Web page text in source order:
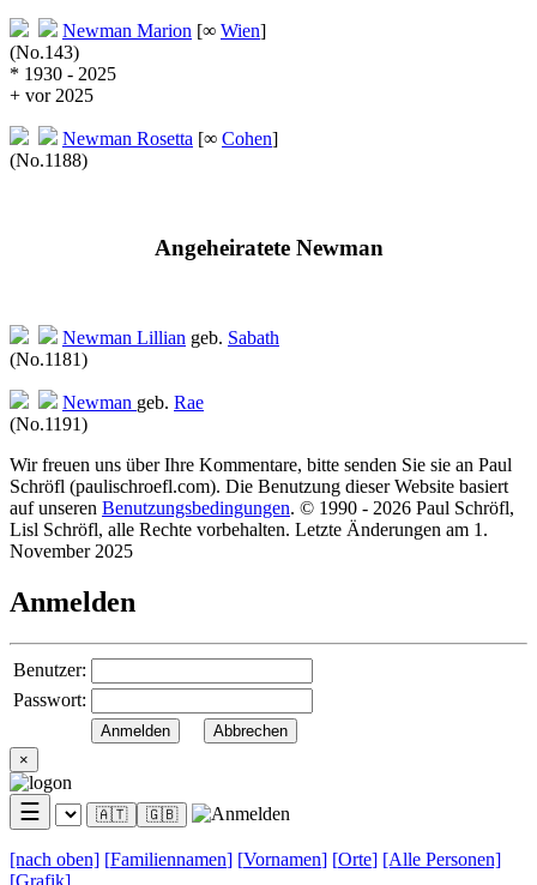
Newman Marion [∞ Wien]
(No.143)
* 1930 - 2025
+ vor 2025
Newman Rosetta [∞ Cohen]
(No.1188)
Angeheiratete Newman
Newman Lillian geb. Sabath
(No.1181)
Newman geb. Rae
(No.1191)
Wir freuen uns über Ihre Kommentare, bitte senden Sie sie an Paul
Schröfl (paulischroefl.com). Die Benutzung dieser Website basiert
auf unseren Benutzungsbedingungen. © 1990 - 2026 Paul Schröfl,
Lisl Schröfl, alle Rechte vorbehalten. Letzte Änderungen am 1.
November 2025
Anmelden
Benutzer:
Passwort:
×
☰ 🇦🇹 🇬🇧
[nach oben] [Familiennamen] [Vornamen] [Orte] [Alle Personen]
[Grafik]